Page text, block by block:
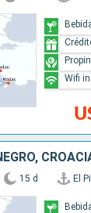
Wifi
15 d El